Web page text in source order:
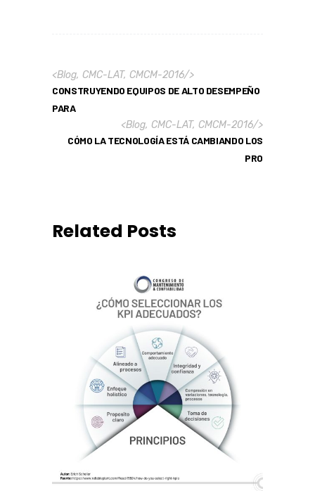
<Blog, CMC-LAT, CMCM-2016/>
CONSTRUYENDO EQUIPOS DE ALTO DESEMPEÑO
PARA
<Blog, CMC-LAT, CMCM-2016/>
CÓMO LA TECNOLOGÍA ESTÁ CAMBIANDO LOS
PRO
Related Posts